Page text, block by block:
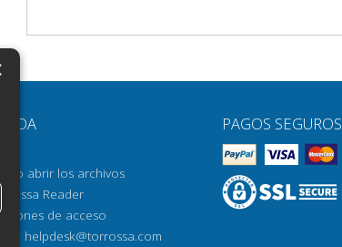
AYUDA
abrir los archivos
Reader
de acceso
helpdesk@torrossa.com
PAGOS SEGUROS